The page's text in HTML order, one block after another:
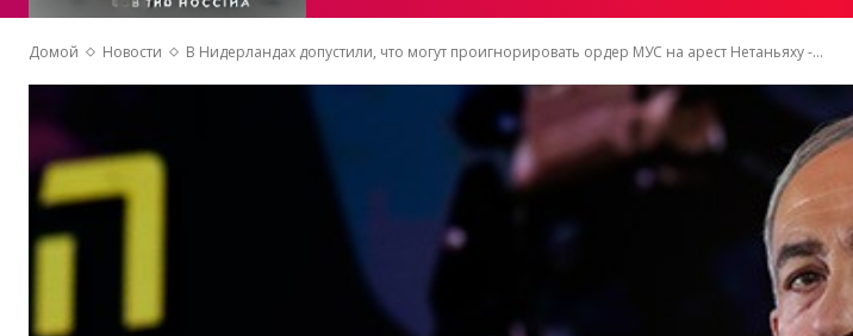
Домой Новости В Нидерландах допустили, что могут проигнорировать ордер МУС на арест Нетаньяху -...